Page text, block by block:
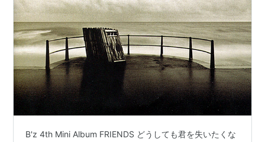
B'z 4th Mini Album FRIENDS どうしても君を失いたくな